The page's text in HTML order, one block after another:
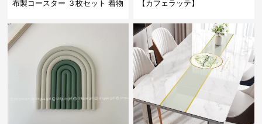
布製コースター ３枚セット 着物
【カフェラッテ】